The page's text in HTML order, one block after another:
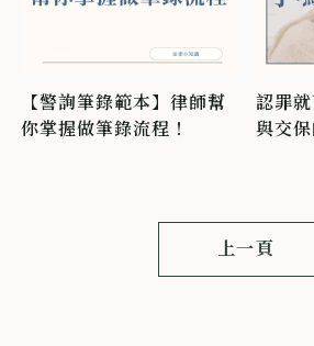
【警詢筆錄範本】律師幫
你掌握做筆錄流程！
認罪
與交
上一頁